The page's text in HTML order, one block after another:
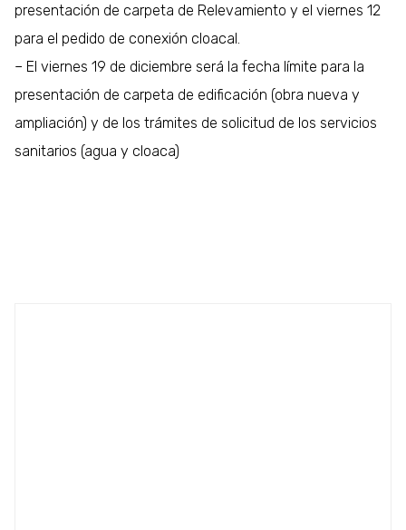
presentación de carpeta de Relevamiento y el viernes 12
para el pedido de conexión cloacal.
– El viernes 19 de diciembre será la fecha límite para la
presentación de carpeta de edificación (obra nueva y
ampliación) y de los trámites de solicitud de los servicios
sanitarios (agua y cloaca)